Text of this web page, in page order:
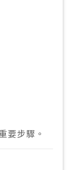
要步驟。